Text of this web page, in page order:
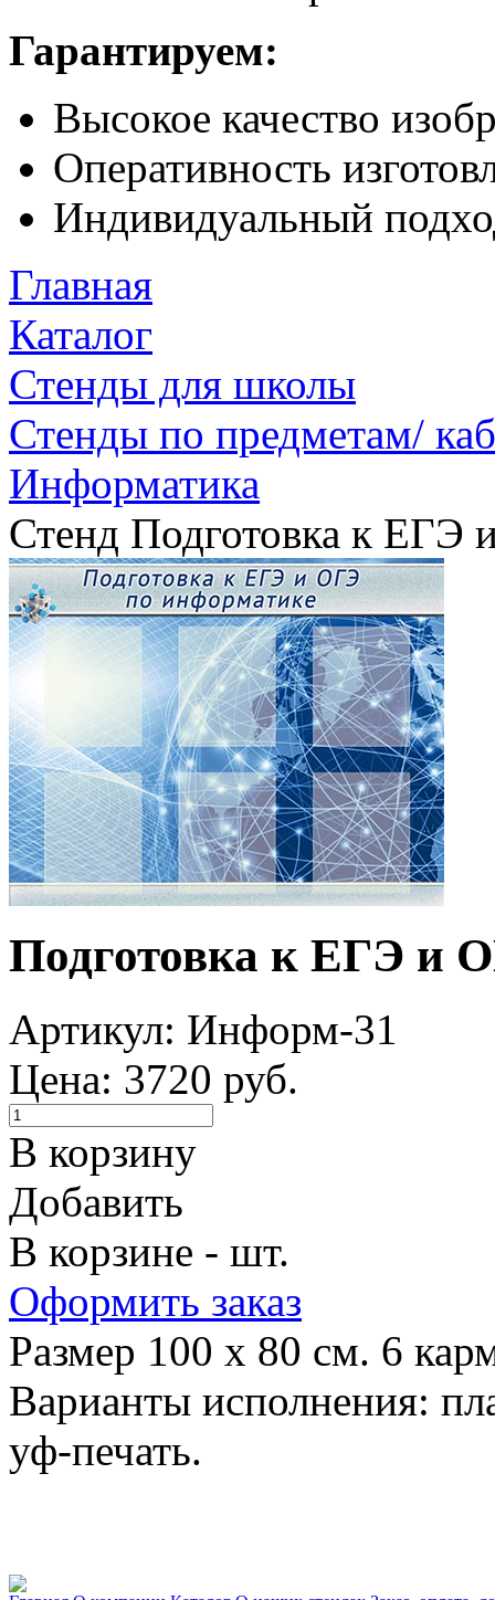
Гарантируем:
Высокое качество
Оперативность
Индивидуальный
Главная
Каталог
Стенды для школы
Стенды по предметам/
Информатика
Стенд Подготовка к ЕГЭ
Подготовка к ЕГЭ и
Артикул: Информ-31
Цена: 3720 руб.
В корзину
Добавить
В корзине - шт.
Оформить заказ
Размер 100 х 80 см. 6
Варианты исполнения:
уф-печать.